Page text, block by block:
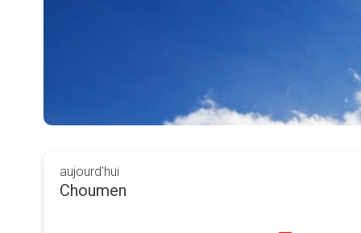
aujourd'hui
Choumen